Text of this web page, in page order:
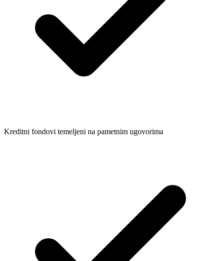
Kreditni fondovi temeljeni na pametnim ugovorima